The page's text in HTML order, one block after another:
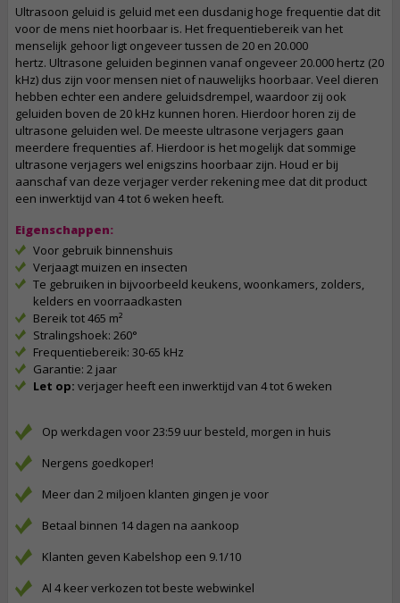
Ultrasoon geluid is geluid met een dusdanig hoge frequentie dat dit
voor de mens niet hoorbaar is. Het frequentiebereik van het
menselijk gehoor ligt ongeveer tussen de 20 en 20.000
hertz. Ultrasone geluiden beginnen vanaf ongeveer 20.000 hertz (20
kHz) dus zijn voor mensen niet of nauwelijks hoorbaar. Veel dieren
hebben echter een andere geluidsdrempel, waardoor zij ook
geluiden boven de 20 kHz kunnen horen. Hierdoor horen zij de
ultrasone geluiden wel. De meeste ultrasone verjagers gaan
meerdere frequenties af. Hierdoor is het mogelijk dat sommige
ultrasone verjagers wel enigszins hoorbaar zijn. Houd er bij
aanschaf van deze verjager verder rekening mee dat dit product
een inwerktijd van 4 tot 6 weken heeft.
Eigenschappen:
Voor gebruik binnenshuis
Verjaagt muizen en insecten
Te gebruiken in bijvoorbeeld keukens, woonkamers, zolders,
kelders en voorraadkasten
Bereik tot 465 m²
Stralingshoek: 260°
Frequentiebereik: 30-65 kHz
Garantie: 2 jaar
Let op: verjager heeft een inwerktijd van 4 tot 6 weken
Op werkdagen voor 23:59 uur besteld, morgen in huis
Nergens goedkoper!
Meer dan 2 miljoen klanten gingen je voor
Betaal binnen 14 dagen na aankoop
Klanten geven Kabelshop een 9.1/10
Al 4 keer verkozen tot beste webwinkel